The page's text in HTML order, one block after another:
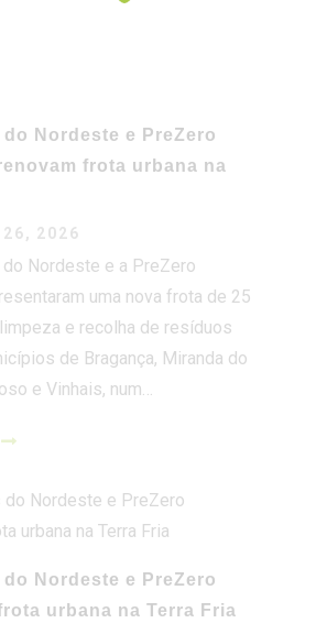
2026
Nordeste e a PreZero
uma nova frota de 25
e recolha de resíduos
de Bragança, Miranda do
e Vinhais, num…
urbana na Terra Fria
Nordeste e a PreZero
uma nova frota de 25